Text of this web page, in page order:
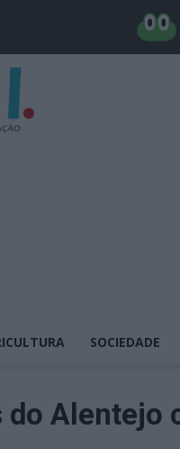
SOCIEDADE
Alentejo